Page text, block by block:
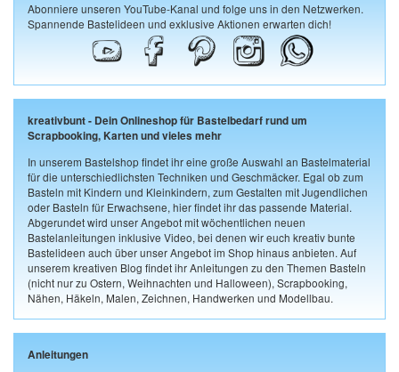
Abonniere unseren YouTube-Kanal und folge uns in den Netzwerken.
Spannende Bastelideen und exklusive Aktionen erwarten dich!
kreativbunt - Dein Onlineshop für Bastelbedarf rund um
Scrapbooking, Karten und vieles mehr
In unserem Bastelshop findet ihr eine große Auswahl an Bastelmaterial
für die unterschiedlichsten Techniken und Geschmäcker. Egal ob zum
Basteln mit Kindern und Kleinkindern, zum Gestalten mit Jugendlichen
oder Basteln für Erwachsene, hier findet ihr das passende Material.
Abgerundet wird unser Angebot mit wöchentlichen neuen
Bastelanleitungen inklusive Video, bei denen wir euch kreativ bunte
Bastelideen auch über unser Angebot im Shop hinaus anbieten. Auf
unserem kreativen Blog findet ihr Anleitungen zu den Themen Basteln
(nicht nur zu Ostern, Weihnachten und Halloween), Scrapbooking,
Nähen, Häkeln, Malen, Zeichnen, Handwerken und Modellbau.
Anleitungen